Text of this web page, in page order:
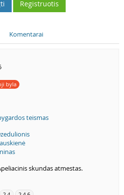
Registruotis
Komentarai
byla
teismas
skundas atmestas.